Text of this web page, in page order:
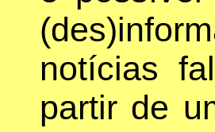
notícias
partir de